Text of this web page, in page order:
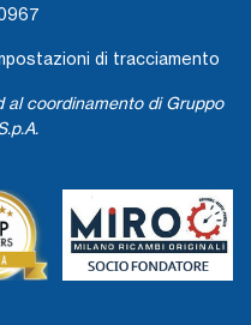
di tracciamento
al coordinamento di Gruppo